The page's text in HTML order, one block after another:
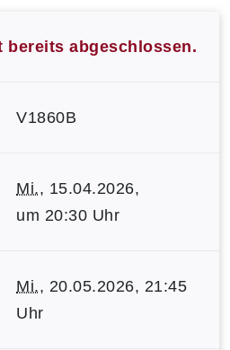
bereits abgeschlossen.
V1860B
Mi., 15.04.2026,
um 20:30 Uhr
Mi., 20.05.2026, 21:45
Uhr